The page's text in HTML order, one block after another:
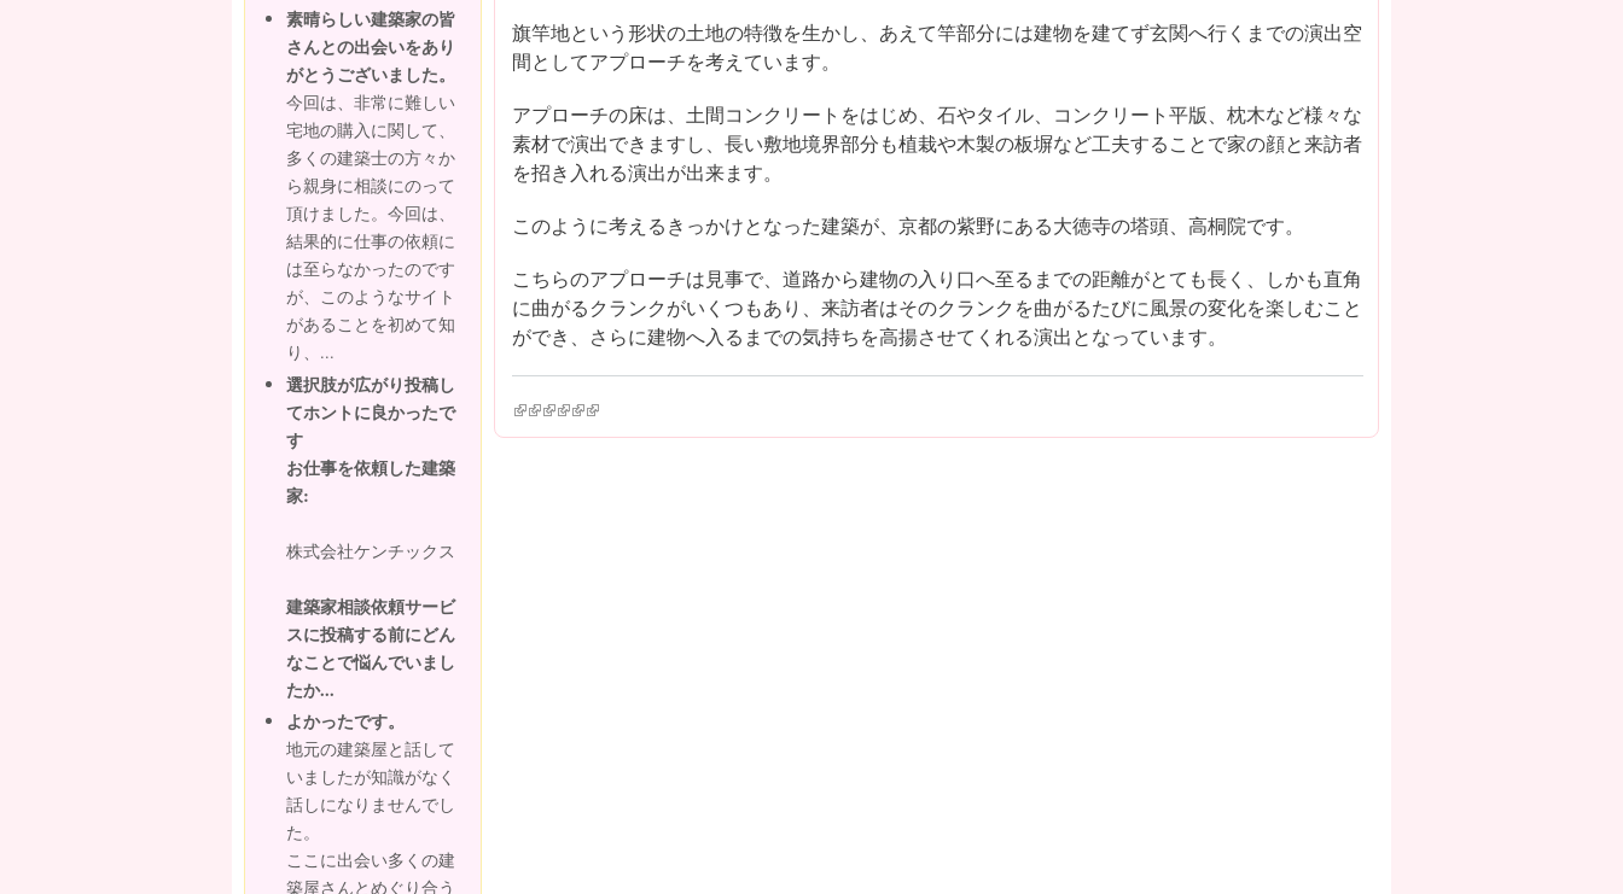
旗竿地という形状の土地の特徴を生かし、あえて竿部分には建物を建てず玄関へ行くまでの演出空
間としてアプローチを考えています。
アプローチの床は、土間コンクリートをはじめ、石やタイル、コンクリート平版、枕木など様々な
素材で演出できますし、長い敷地境界部分も植栽や木製の板塀など工夫することで家の顔と来訪者
を招き入れる演出が出来ます。
このように考えるきっかけとなった建築が、京都の紫野にある大徳寺の塔頭、高桐院です。
こちらのアプローチは見事で、道路から建物の入り口へ至るまでの距離がとても長く、しかも直角
に曲がるクランクがいくつもあり、来訪者はそのクランクを曲がるたびに風景の変化を楽しむこと
ができ、さらに建物へ入るまでの気持ちを高揚させてくれる演出となっています。
(link is external)
(link is external)
(link is external)
(link is external)
(link is external)
(link is external)
素晴らしい建築家の皆
さんとの出会いをあり
がとうございました。
今回は、非常に難しい
宅地の購入に関して、
多くの建築士の方々か
ら親身に相談にのって
頂けました。今回は、
結果的に仕事の依頼に
は至らなかったのです
が、このようなサイト
があることを初めて知
り、...
選択肢が広がり投稿し
てホントに良かったで
す
お仕事を依頼した建築
家:
株式会社ケンチックス
建築家相談依頼サービ
スに投稿する前にどん
なことで悩んでいまし
たか...
よかったです。
地元の建築屋と話して
いましたが知識がなく
話しになりませんでし
た。
ここに出会い多くの建
築屋さんとめぐり合う